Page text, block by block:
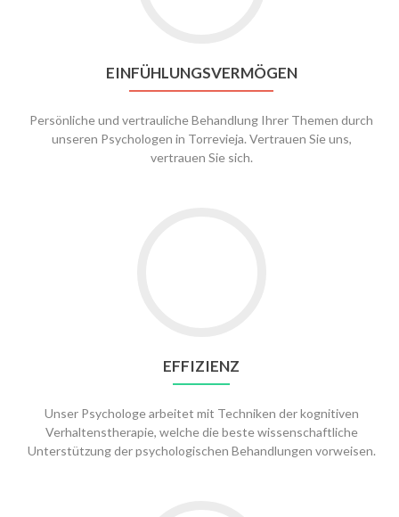
EINFÜHLUNGSVERMÖGEN
Persönliche und vertrauliche Behandlung Ihrer Themen durch
unseren Psychologen in Torrevieja. Vertrauen Sie uns,
vertrauen Sie sich.
EFFIZIENZ
Unser Psychologe arbeitet mit Techniken der kognitiven
Verhaltenstherapie, welche die beste wissenschaftliche
Unterstützung der psychologischen Behandlungen vorweisen.